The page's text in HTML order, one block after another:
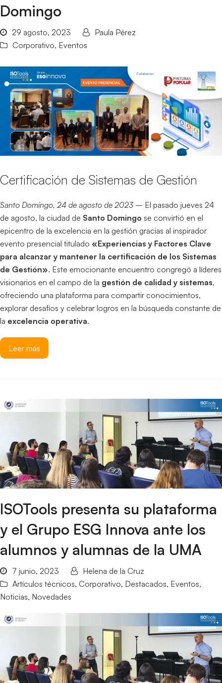
Domingo
29 agosto, 2023
Paula Pérez
Corporativo, Eventos
Certificación de Sistemas de Gestión
Santo Domingo, 24 de agosto de 2023 – El pasado jueves 24
de agosto, la ciudad de Santo Domingo se convirtió en el
epicentro de la excelencia en la gestión gracias al inspirador
evento presencial titulado «Experiencias y Factores Clave
para alcanzar y mantener la certificación de los Sistemas
de Gestión». Este emocionante encuentro congregó a líderes
visionarios en el campo de la gestión de calidad y sistemas,
ofreciendo una plataforma para compartir conocimientos,
explorar desafíos y celebrar logros en la búsqueda constante de
la excelencia operativa.
Leer más
ISOTools presenta su plataforma
y el Grupo ESG Innova ante los
alumnos y alumnas de la UMA
7 junio, 2023
Helena de la Cruz
Artículos técnicos, Corporativo, Destacados, Eventos,
Noticias, Novedades